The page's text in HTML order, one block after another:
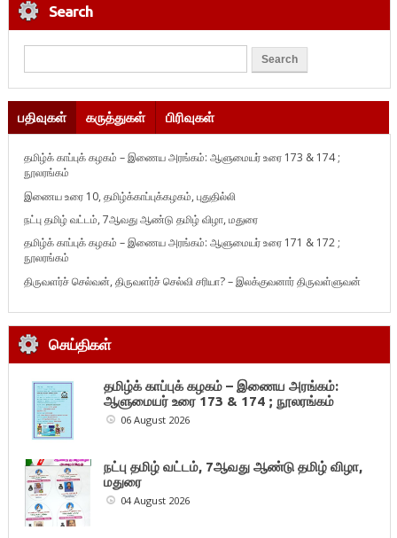
Search
பதிவுகள் கருத்துகள் பிரிவுகள்
தமிழ்க் காப்புக் கழகம் – இணைய அரங்கம்: ஆளுமையர் உரை 173 & 174 ;
நூலரங்கம்
இணைய உரை 10, தமிழ்க்காப்புக்கழகம், புதுதில்லி
நட்பு தமிழ் வட்டம், 7ஆவது ஆண்டு தமிழ் விழா, மதுரை
தமிழ்க் காப்புக் கழகம் – இணைய அரங்கம்: ஆளுமையர் உரை 171 & 172 ;
நூலரங்கம்
திருவளர்ச் செல்வன், திருவளர்ச் செல்வி சரியா? – இலக்குவனார் திருவள்ளுவன்
செய்திகள்
தமிழ்க் காப்புக் கழகம் – இணைய அரங்கம்:
ஆளுமையர் உரை 173 & 174 ; நூலரங்கம்
06 August 2026
நட்பு தமிழ் வட்டம், 7ஆவது ஆண்டு தமிழ் விழா,
மதுரை
04 August 2026